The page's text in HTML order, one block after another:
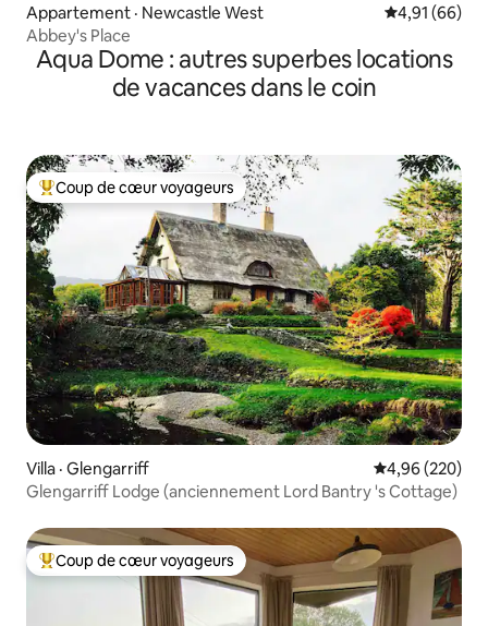
Appartement · Newcastle West Note
4,91 (66)
Abbey's Place
Aqua Dome : autres superbes locations
de vacances dans le coin
Coup de cœur voyageurs parmi les plus aimés
Coup de cœur voyageurs
Villa · Glengarriff Note
4,96 (220)
Glengarriff Lodge (anciennement Lord Bantry 's Cottage)
Coup de cœur voyageurs parmi les plus aimés
Coup de cœur voyageurs